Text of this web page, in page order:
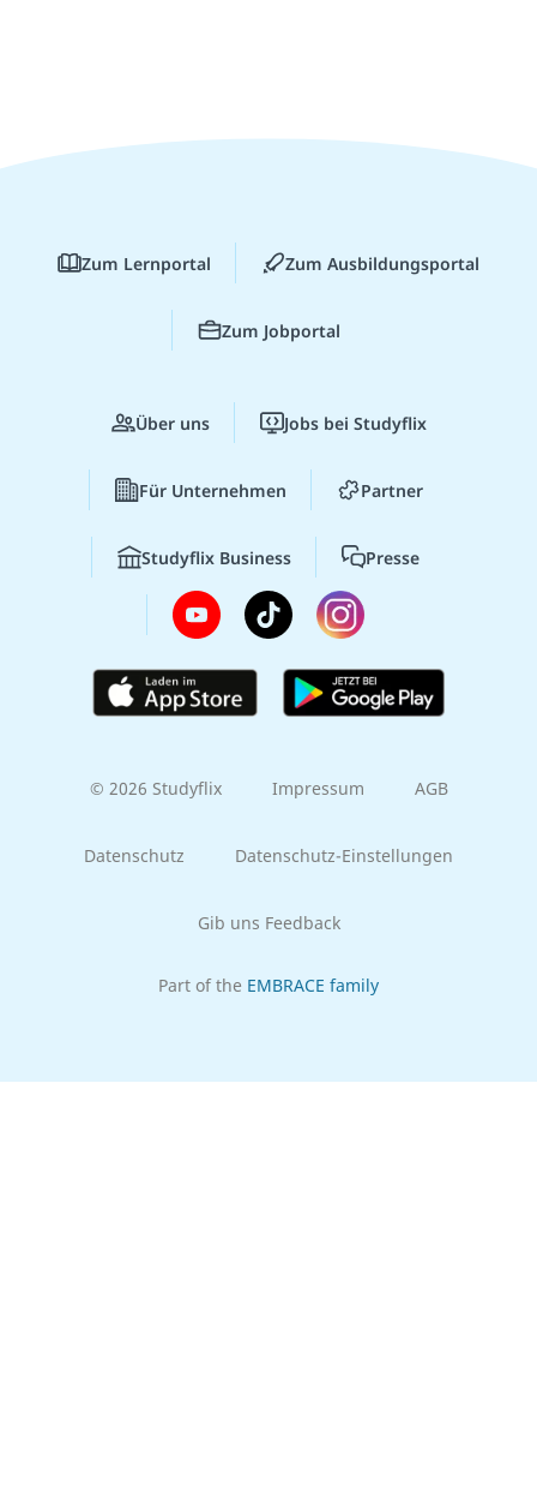
Zum Lernportal Zum Ausbildungsportal
Zum Jobportal
Über uns Jobs bei Studyflix
Für Unternehmen Partner
Studyflix Business Presse
© 2026 Studyflix Impressum AGB
Datenschutz Datenschutz-Einstellungen
Gib uns Feedback
Part of the EMBRACE family